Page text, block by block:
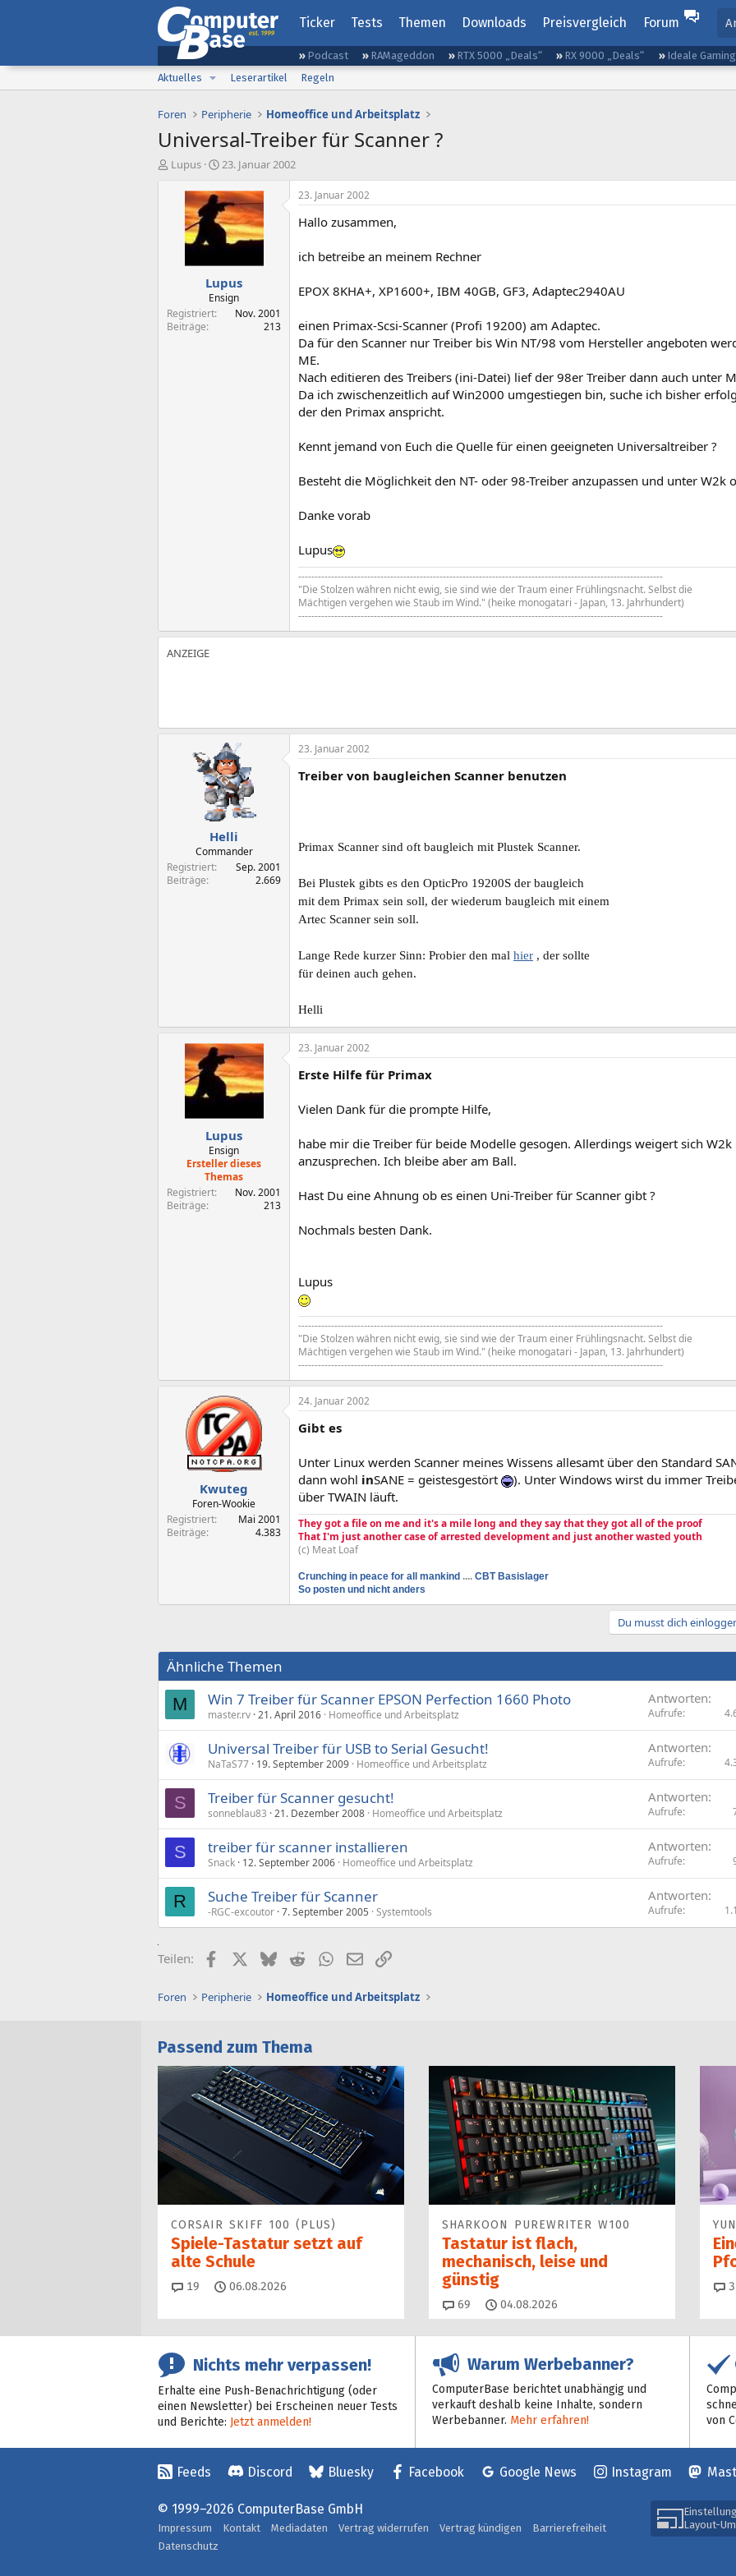
Ticker Tests Themen Downloads Preisvergleich Forum
Podcast RAMageddon RTX 5000 „Deals“ RX 9000 „Deals“ Ideale
Aktuelles
Leserartikel Regeln
Foren Peripherie Homeoffice und Arbeitsplatz
Universal-Treiber für Scanner ?
ELupus
E
s
t
e
t
a
m
23. Januar 2002
Lupus
Ensign
Registriert
Nov. 2001
Beiträge
213
23. Januar 2002
Hallo zusammen,
ich betreibe an meinem Rechner
EPOX 8KHA+, XP1600+, IBM 40GB, GF3, Adaptec2940AU
einen Primax-Scsi-Scanner (Profi 19200) am Adaptec.
Da für den Scanner nur Treiber bis Win NT/98 vom Hersteller angeboten
ME.
Nach editieren des Treibers (ini-Datei) lief der 98er Treiber dann auch unter
Da ich zwischenzeitlich auf Win2000 umgestiegen bin, suche ich bisher
der den Primax anspricht.
Kennt jemand von Euch die Quelle für einen geeigneten Universaltreiber ?
Besteht die Möglichkeit den NT- oder 98-Treiber anzupassen und unter W2k
Danke vorab
Lupus
---------------------------------------------------------------------------------------------------------------
"Die Stolzen währen nicht ewig, sie sind wie der Traum einer Frühlingsnacht. Selbst die
Mächtigen vergehen wie Staub im Wind." (heike monogatari - Japan, 13. Jahrhundert)
---------------------------------------------------------------------------------------------------------------
Helli
Commander
Registriert
Sep. 2001
Beiträge
2.669
23. Januar 2002
Treiber von baugleichen Scanner benutzen
Primax Scanner sind oft baugleich mit Plustek Scanner.
Bei Plustek gibts es den OpticPro 19200S der baugleich
mit dem Primax sein soll, der wiederum baugleich mit einem
Artec Scanner sein soll.
Lange Rede kurzer Sinn: Probier den mal hier , der sollte
für deinen auch gehen.
Helli
Lupus
Ensign
Ersteller dieses
Themas
Registriert
Nov. 2001
Beiträge
213
23. Januar 2002
Erste Hilfe für Primax
Vielen Dank für die prompte Hilfe,
habe mir die Treiber für beide Modelle gesogen. Allerdings weigert sich
anzusprechen. Ich bleibe aber am Ball.
Hast Du eine Ahnung ob es einen Uni-Treiber für Scanner gibt ?
Nochmals besten Dank.
Lupus
---------------------------------------------------------------------------------------------------------------
"Die Stolzen währen nicht ewig, sie sind wie der Traum einer Frühlingsnacht. Selbst die
Mächtigen vergehen wie Staub im Wind." (heike monogatari - Japan, 13. Jahrhundert)
---------------------------------------------------------------------------------------------------------------
Kwuteg
Foren-Wookie
Registriert
Mai 2001
Beiträge
4.383
24. Januar 2002
Gibt es
Unter Linux werden Scanner meines Wissens allesamt über den Standard
dann wohl inSANE = geistesgestört
). Unter Windows wirst du immer
über TWAIN läuft.
They got a file on me and it's a mile long and they say that they got all of the proof
That I'm just another case of arrested development and just another wasted youth
(c) Meat Loaf
Crunching in peace for all mankind .... CBT Basislager
So posten und nicht anders
Du musst dich
Ähnliche Themen
M Win 7 Treiber für Scanner EPSON Perfection 1660 Photo
master.rv 21. April 2016 Homeoffice und Arbeitsplatz
Antworten
Aufrufe
Universal Treiber für USB to Serial Gesucht!
NaTaS77 19. September 2009 Homeoffice und Arbeitsplatz
Antworten
Aufrufe
S Treiber für Scanner gesucht!
sonneblau83 21. Dezember 2008 Homeoffice und Arbeitsplatz
Antworten
Aufrufe
S treiber für scanner installieren
Snack 12. September 2006 Homeoffice und Arbeitsplatz
Antworten
Aufrufe
R Suche Treiber für Scanner
-RGC-excoutor 7. September 2005 Systemtools
Antworten
Aufrufe
Teilen: FacebookX (Twitter)
BlueskyRedditWhatsApp
E-MailLink
Foren Peripherie Homeoffice und Arbeitsplatz
Passend zum Thema
CORSAIR SKIFF 100 (PLUS)
Spiele-Tastatur setzt auf
alte Schule
19 Kommentare
06.08.2026
SHARKOON PUREWRITER W100
Tastatur ist flach,
mechanisch, leise und
günstig
69 Kommentare
04.08.2026
Nichts mehr verpassen!
Erhalte eine Push-Benachrichtigung (oder
einen Newsletter) bei Erscheinen neuer Tests
und Berichte: Jetzt anmelden!
Warum Werbebanner?
ComputerBase berichtet unabhängig und
verkauft deshalb keine Inhalte, sondern
Werbebanner. Mehr erfahren!
von
Feeds Discord Bluesky Facebook Google News Instagram
Layout-
© 1999–2026 ComputerBase GmbH
Impressum Kontakt Mediadaten Vertrag widerrufen Vertrag kündigen
Barrierefreiheit
Datenschutz